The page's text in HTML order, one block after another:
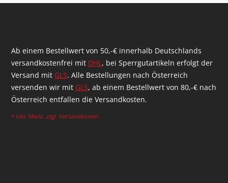
Ab einem Bestellwert von 50,-€ innerhalb Deutschlands
versandkostenfrei mit DHL, bei Sperrgutartikeln erfolgt der
Versand mit GLS. Alle Bestellungen nach Österreich
versenden wir mit GLS, ab einem Bestellwert von 80,-€ nach
Österreich entfallen die Versandkosten.
* inkl. MwSt. zzgl. Versandkosten